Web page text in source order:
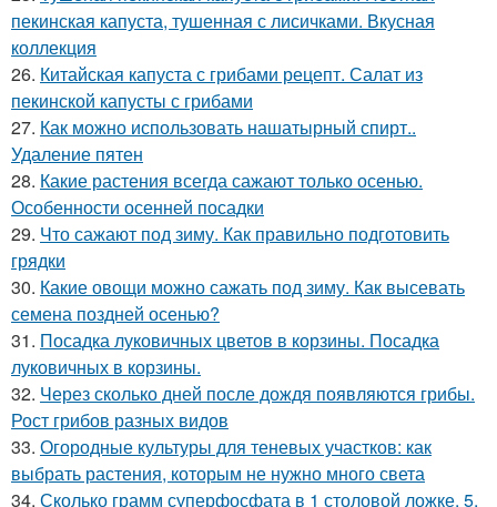
пекинская капуста, тушенная с лисичками. Вкусная
коллекция
26. Китайская капуста с грибами рецепт. Салат из
пекинской капусты с грибами
27. Как можно использовать нашатырный спирт..
Удаление пятен
28. Какие растения всегда сажают только осенью.
Особенности осенней посадки
29. Что сажают под зиму. Как правильно подготовить
грядки
30. Какие овощи можно сажать под зиму. Как высевать
семена поздней осенью?
31. Посадка луковичных цветов в корзины. Посадка
луковичных в корзины.
32. Через сколько дней после дождя появляются грибы.
Рост грибов разных видов
33. Огородные культуры для теневых участков: как
выбрать растения, которым не нужно много света
34. Сколько грамм суперфосфата в 1 столовой ложке. 5,